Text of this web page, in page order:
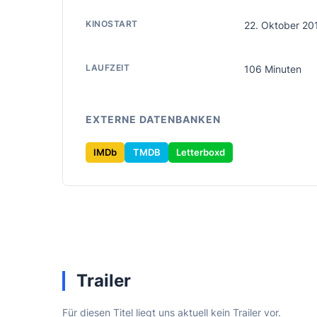
KINOSTART 22. Oktober
LAUFZEIT 106 Minuten
EXTERNE DATENBANKEN
IMDb TMDB Letterboxd
Trailer
Für diesen Titel liegt uns aktuell kein Trailer vor.